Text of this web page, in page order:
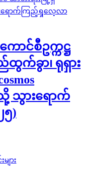
ာင်စီဥက္ကဋ္ဌ
က်ခွာ၊ ရုရှား
သွားရောက်
၅)
ျား